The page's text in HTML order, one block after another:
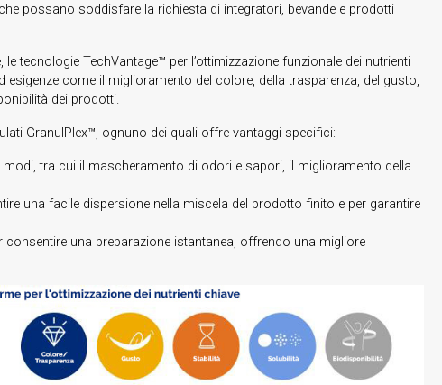
possano soddisfare la richiesta di integratori, bevande e prodotti
le tecnologie TechVantage™ per l’ottimizzazione funzionale dei nutrienti
come il miglioramento del colore, della trasparenza, del gusto,
dei prodotti.
GranulPlex™, ognuno dei quali offre vantaggi specifici:
tra cui il mascheramento di odori e sapori, il miglioramento della
una facile dispersione nella miscela del prodotto finito e per garantire
una preparazione istantanea, offrendo una migliore